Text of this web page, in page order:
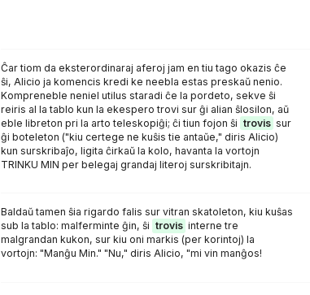
Ĉar tiom da eksterordinaraj aferoj jam en tiu tago okazis ĉe
ŝi, Alicio ja komencis kredi ke neebla estas preskaŭ nenio.
Kompreneble neniel utilus staradi ĉe la pordeto, sekve ŝi
reiris al la tablo kun la ekespero trovi sur ĝi alian ŝlosilon, aŭ
eble libreton pri la arto teleskopiĝi; ĉi tiun fojon ŝi trovis sur
ĝi boteleton ("kiu certege ne kuŝis tie antaŭe," diris Alicio)
kun surskribaĵo, ligita ĉirkaŭ la kolo, havanta la vortojn
TRINKU MIN per belegaj grandaj literoj surskribitajn.
Baldaŭ tamen ŝia rigardo falis sur vitran skatoleton, kiu kuŝas
sub la tablo: malferminte ĝin, ŝi trovis interne tre
malgrandan kukon, sur kiu oni markis (per korintoj) la
vortojn: "Manĝu Min." "Nu," diris Alicio, "mi vin manĝos!